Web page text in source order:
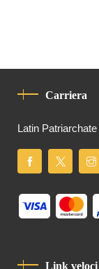
Carriera
Latin
Link veloci